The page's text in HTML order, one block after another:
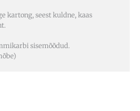
kartong, seest kuldne, kaas
sisemõõdud.